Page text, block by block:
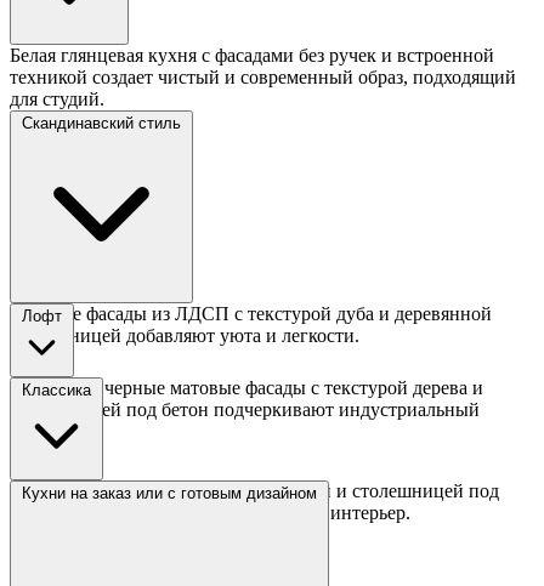
Белая глянцевая кухня с фасадами без ручек и встроенной
техникой создает чистый и современный образ, подходящий
для студий.
Скандинавский стиль
Светлые фасады из ЛДСП с текстурой дуба и деревянной
столешницей добавляют уюта и легкости.
Лофт
Серые или черные матовые фасады с текстурой дерева и
столешницей под бетон подчеркивают индустриальный
стиль.
Классика
Бежевые фасады с легкой фрезеровкой и столешницей под
камень создают элегантный и теплый интерьер.
Кухни на заказ или с готовым дизайном